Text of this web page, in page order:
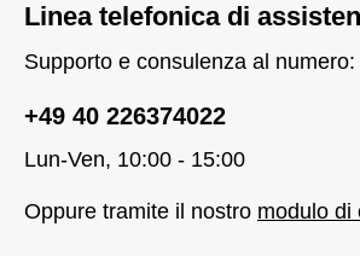
Linea telefonica di
Supporto e consulenza al numero:
+49 40 226374022
Lun-Ven, 10:00 - 15:00
Oppure tramite il nostro modulo di